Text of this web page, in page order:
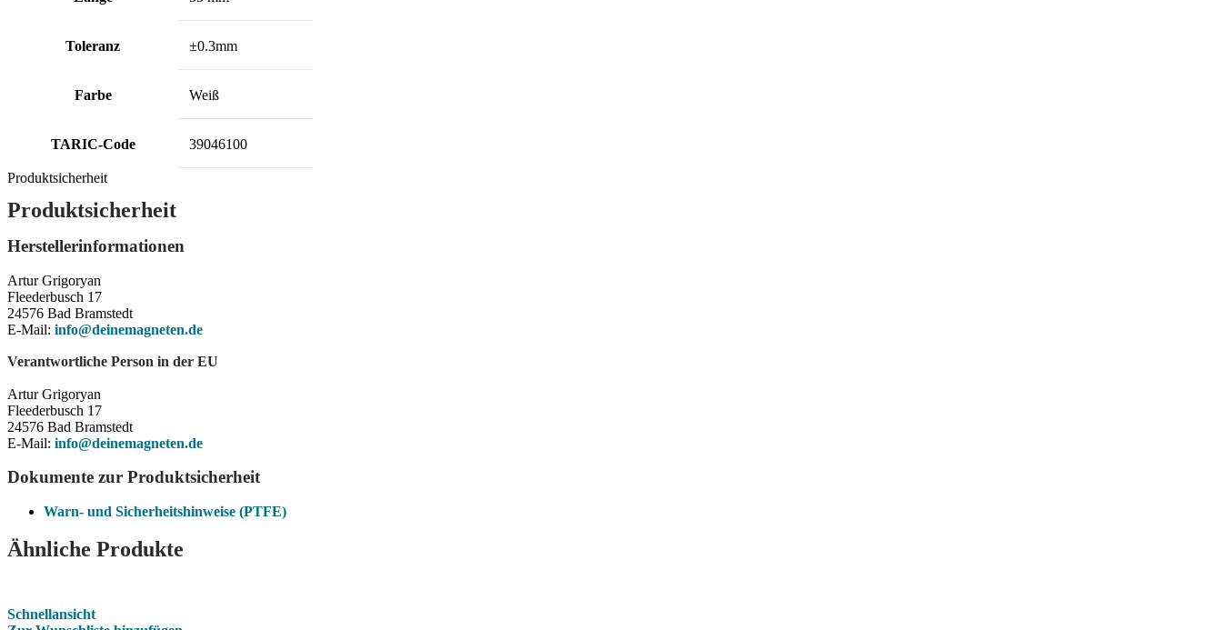
Toleranz ±0.3mm
Farbe Weiß
TARIC-Code 39046100
Produktsicherheit
Produktsicherheit
Herstellerinformationen
Artur Grigoryan
Fleederbusch 17
24576 Bad Bramstedt
E-Mail: info@deinemagneten.de
Verantwortliche Person in der EU
Artur Grigoryan
Fleederbusch 17
24576 Bad Bramstedt
E-Mail: info@deinemagneten.de
Dokumente zur Produktsicherheit
Warn- und Sicherheitshinweise (PTFE)
Ähnliche Produkte
Schnellansicht